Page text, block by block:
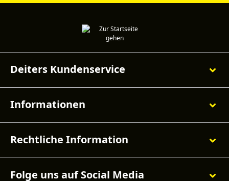
Deiters Kundenservice
Informationen
Rechtliche Information
Folge uns auf Social Media